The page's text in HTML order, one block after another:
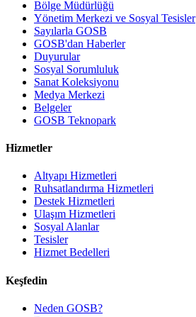
Bölge Müdürlüğü
Yönetim Merkezi ve Sosyal Tesisler
Sayılarla GOSB
GOSB'dan Haberler
Duyurular
Sosyal Sorumluluk
Sanat Koleksiyonu
Medya Merkezi
Belgeler
GOSB Teknopark
Hizmetler
Altyapı Hizmetleri
Ruhsatlandırma Hizmetleri
Destek Hizmetleri
Ulaşım Hizmetleri
Sosyal Alanlar
Tesisler
Hizmet Bedelleri
Keşfedin
Neden GOSB?